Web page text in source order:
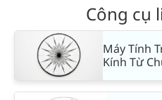
Công cụ
Máy Tính
Kính Từ